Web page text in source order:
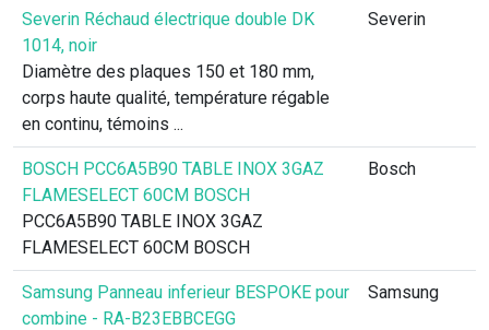
Severin Réchaud électrique double DK
1014, noir
Diamètre des plaques 150 et 180 mm,
corps haute qualité, température régable
en continu, témoins ...
Severin
BOSCH PCC6A5B90 TABLE INOX 3GAZ
FLAMESELECT 60CM BOSCH
PCC6A5B90 TABLE INOX 3GAZ
FLAMESELECT 60CM BOSCH
Bosch
Samsung Panneau inferieur BESPOKE pour
combine - RA-B23EBBCEGG
Samsung